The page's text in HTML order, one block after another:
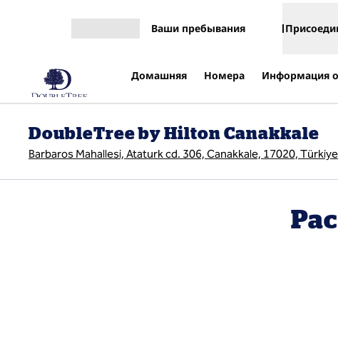
Ваши пребывания
Домашняя Номера Информация
DoubleTree by Hilton Canakkale
Barbaros Mahallesi, Ataturk cd. 306, Canakkale, 17020, Türkiye